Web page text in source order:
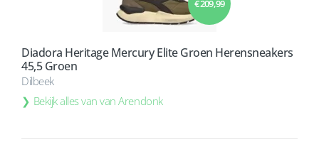
€ 209,99
Diadora Heritage Mercury Elite Groen Herensneakers
45,5 Groen
Dilbeek
Bekijk alles van van Arendonk